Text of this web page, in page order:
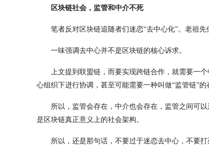
区块链社会，监管和中介不死
笔者反对区块链追随者们迷恋“去中心化”。老祖
一味强调去中心并不是区块链的核心诉求。
上文提到联盟链，而要实现跨链合作，就需要一
心组织下进行协调，甚至可能需要一种叫做“监管链”的
所以，监管会存在，中介也会存在，监管之间可
是区块链真正意义上的社会架构。
所以，还是那句话，不要过于迷恋去中心，不要打